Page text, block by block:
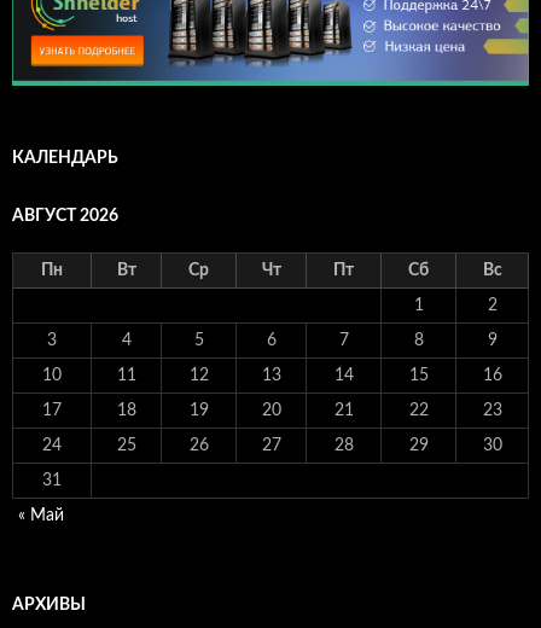
КАЛЕНДАРЬ
АВГУСТ 2026
Пн Вт Ср Чт Пт Сб Вс
1 2
3 4 5 6 7 8 9
10 11 12 13 14 15 16
17 18 19 20 21 22 23
24 25 26 27 28 29 30
31
« Май
АРХИВЫ